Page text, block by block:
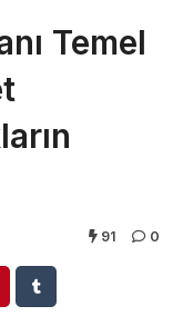
Temel
91 0